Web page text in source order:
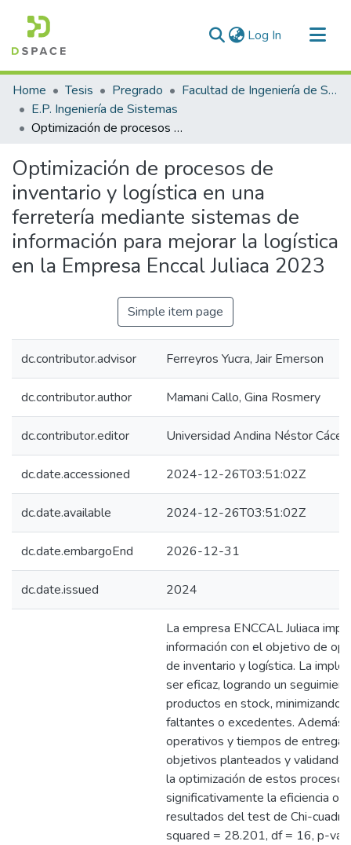
Log In (current)
Communities & Collections
All of DSpace
Statistics
Home Tesis Pregrado
Facultad de Ingeniería de Sistemas
E.P. Ingeniería de Sistemas
Optimización de procesos de inventario y logística en una ferretería mediante sistemas de información para mejorar la logística en la Empresa Enccal Juliaca 2023
Optimización de procesos de
inventario y logística en una
ferretería mediante sistemas de
información para mejorar la logística
en la Empresa Enccal Juliaca 2023
Simple item page
dc.contributor.advisor Ferreyros Yucra, Jair Emerson
dc.contributor.author Mamani Callo, Gina Rosmery
dc.contributor.editor Universidad Andina Néstor
dc.date.accessioned 2024-12-26T03:51:02Z
dc.date.available 2024-12-26T03:51:02Z
dc.date.embargoEnd 2026-12-31
dc.date.issued 2024
La empresa ENCCAL Juliaca
información con el objetivo de
de inventario y logística. La
ser eficaz, logrando un
productos en stock, minimizando
faltantes o excedentes.
operativos y tiempos de entrega,
objetivos planteados y validando
la optimización de estos
significativamente la eficiencia
resultados del test de Chi-
squared = 28.201, df = 16, p-